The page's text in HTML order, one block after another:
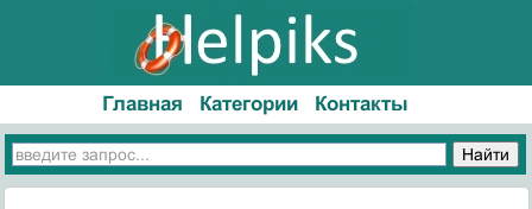
Главная Категории Контакты